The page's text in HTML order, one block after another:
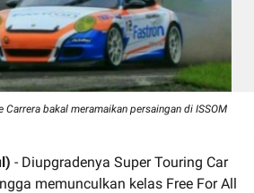
bakal meramaikan persaingan di ISSOM
- Diupgradenya Super Touring Car
memunculkan kelas Free For All